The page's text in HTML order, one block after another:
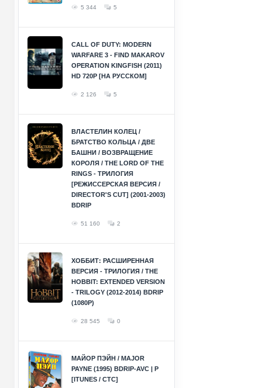
5 344 5
CALL OF DUTY: MODERN
WARFARE 3 - FIND MAKAROV
OPERATION KINGFISH (2011)
HD 720P [НА РУССКОМ]
2 126 5
ВЛАСТЕЛИН КОЛЕЦ /
БРАТСТВО КОЛЬЦА / ДВЕ
БАШНИ / ВОЗВРАЩЕНИЕ
КОРОЛЯ / THE LORD OF THE
RINGS - ТРИЛОГИЯ
[РЕЖИССЕРСКАЯ ВЕРСИЯ /
DIRECTOR'S CUT] (2001-2003)
BDRIP
51 160 2
ХОББИТ: РАСШИРЕННАЯ
ВЕРСИЯ - ТРИЛОГИЯ / THE
HOBBIT: EXTENDED VERSION
- TRILOGY (2012-2014) BDRIP
(1080P)
28 545 0
МАЙОР ПЭЙН / MAJOR
PAYNE (1995) BDRIP-AVC | P
[ITUNES / СТС]